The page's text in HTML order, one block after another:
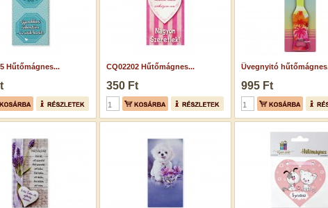
Hűtőmágnes... CQ02202 Hűtőmágnes...
350 Ft
Üvegnyitó
995 Ft